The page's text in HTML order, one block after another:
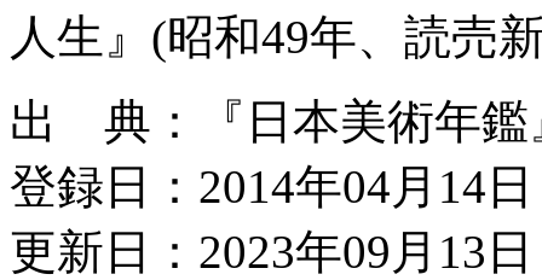
人生』(昭和49年、読売
出 典：『日本美術年鑑
登録日：2014年04月14日
更新日：2023年09月13